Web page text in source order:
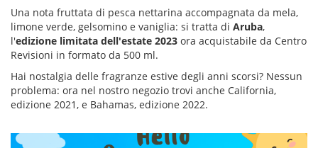
Una nota fruttata di pesca nettarina accompagnata da mela,
limone verde, gelsomino e vaniglia: si tratta di Aruba,
l'edizione limitata dell'estate 2023 ora acquistabile da Centro
Revisioni in formato da 500 ml.
Hai nostalgia delle fragranze estive degli anni scorsi? Nessun
problema: ora nel nostro negozio trovi anche California,
edizione 2021, e Bahamas, edizione 2022.